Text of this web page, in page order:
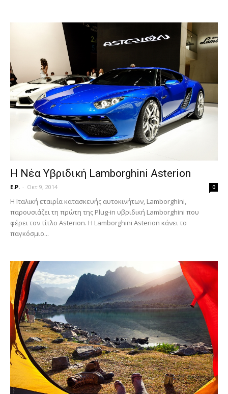
Η Νέα Υβριδική Lamborghini Asterion
E.P. - Οκτ 9, 2014 0
Η Ιταλική εταιρία κατασκευής αυτοκινήτων, Lamborghini,
παρουσιάζει τη πρώτη της Plug-in υβριδική Lamborghini που
φέρει τον τίτλο Asterion. Η Lamborghini Asterion κάνει το
παγκόσμιο...